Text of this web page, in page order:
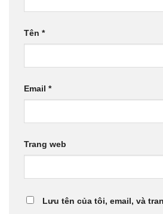
Tên *
Email *
Trang web
Lưu tên của tôi, email, và